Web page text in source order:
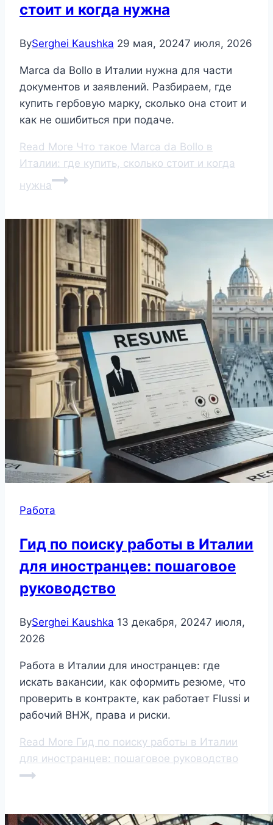
стоит и когда нужна
BySerghei Kaushka 29 мая, 20247 июля, 2026
Marca da Bollo в Италии нужна для части
документов и заявлений. Разбираем, где
купить гербовую марку, сколько она стоит и
как не ошибиться при подаче.
Read More Что такое Marca da Bollo в
Италии: где купить, сколько стоит и когда
нужна
Работа
Гид по поиску работы в Италии
для иностранцев: пошаговое
руководство
BySerghei Kaushka 13 декабря, 20247 июля,
2026
Работа в Италии для иностранцев: где
искать вакансии, как оформить резюме, что
проверить в контракте, как работает Flussi и
рабочий ВНЖ, права и риски.
Read More Гид по поиску работы в Италии
для иностранцев: пошаговое руководство